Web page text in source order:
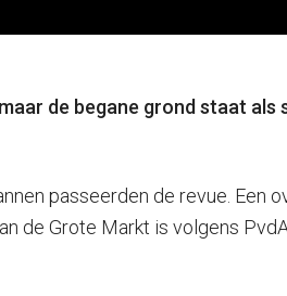
de begane grond staat als
passeerden de revue. Een
de Grote Markt is volgens